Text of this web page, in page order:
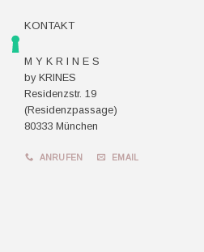
KONTAKT
M Y K R I N E S
by KRINES
Residenzstr. 19
(Residenzpassage)
80333 München
ANRUFEN EMAIL